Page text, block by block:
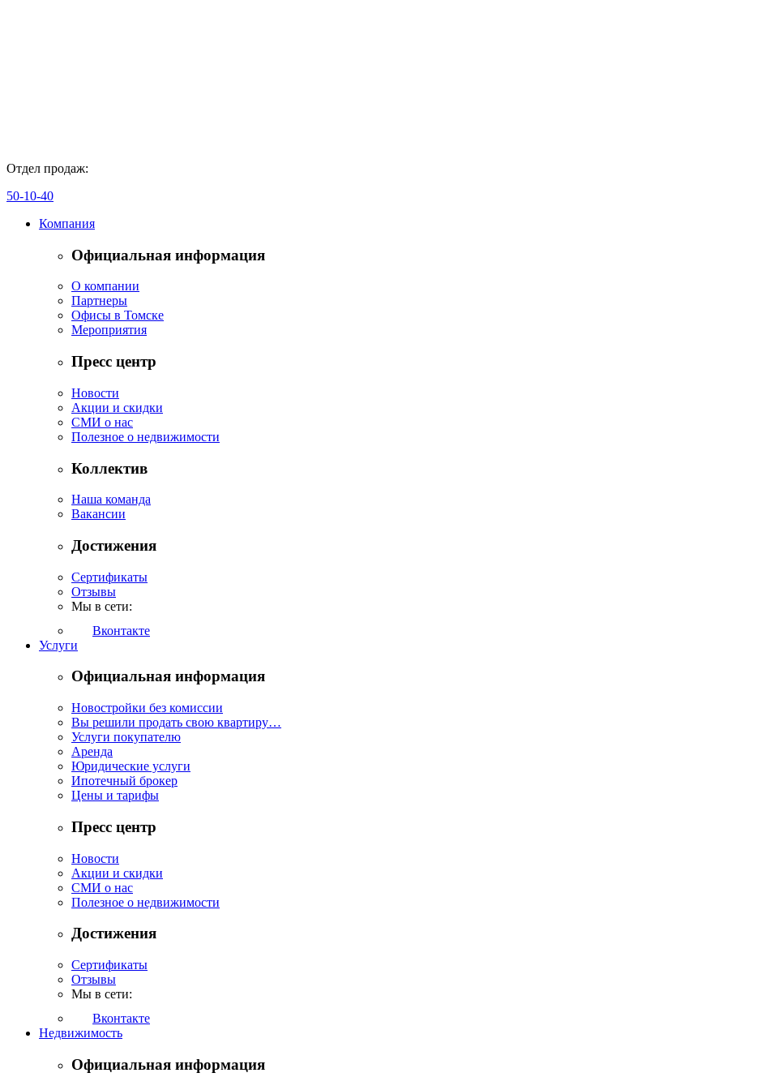
Отдел продаж:
50-10-40
Компания
Официальная информация
О компании
Партнеры
Офисы в Томске
Мероприятия
Пресс центр
Новости
Акции и скидки
СМИ о нас
Полезное о недвижимости
Коллектив
Наша команда
Вакансии
Достижения
Сертификаты
Отзывы
Мы в сети:
Вконтакте
Услуги
Официальная информация
Новостройки без комиссии
Вы решили продать свою квартиру…
Услуги покупателю
Аренда
Юридические услуги
Ипотечный брокер
Цены и тарифы
Пресс центр
Новости
Акции и скидки
СМИ о нас
Полезное о недвижимости
Достижения
Сертификаты
Отзывы
Мы в сети:
Вконтакте
Недвижимость
Официальная информация